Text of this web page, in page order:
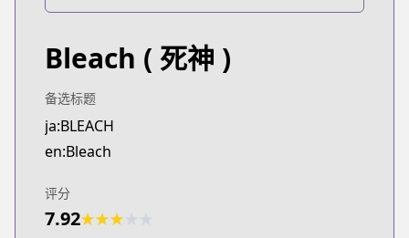
Shonen Jump Plus
MANGA Plus
https://mangaplus.shueisha.co.jp/titles/200012
MANGA Plus
MANGA Plus
Bleach ( 死神 )
备选标题
ja:BLEACH
en:Bleach
评分
7.92★★★